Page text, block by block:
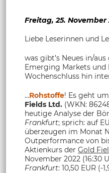
Freitag, 25. November
Liebe Leserinnen und
was gibt’s Neues in/
Emerging Markets und
Wochenschluss hin
...Rohstoffe! Es geht
Fields Ltd. (WKN:
heutige Analyse der
Frankfurt; sprich: auf
überzeugen im Monat
Outperformance von
Aktienkurs der Gold
November 2022 (16:30
Frankfurt: 10,50 EUR (-